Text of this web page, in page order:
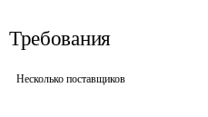
Требования
Несколько поставщиков